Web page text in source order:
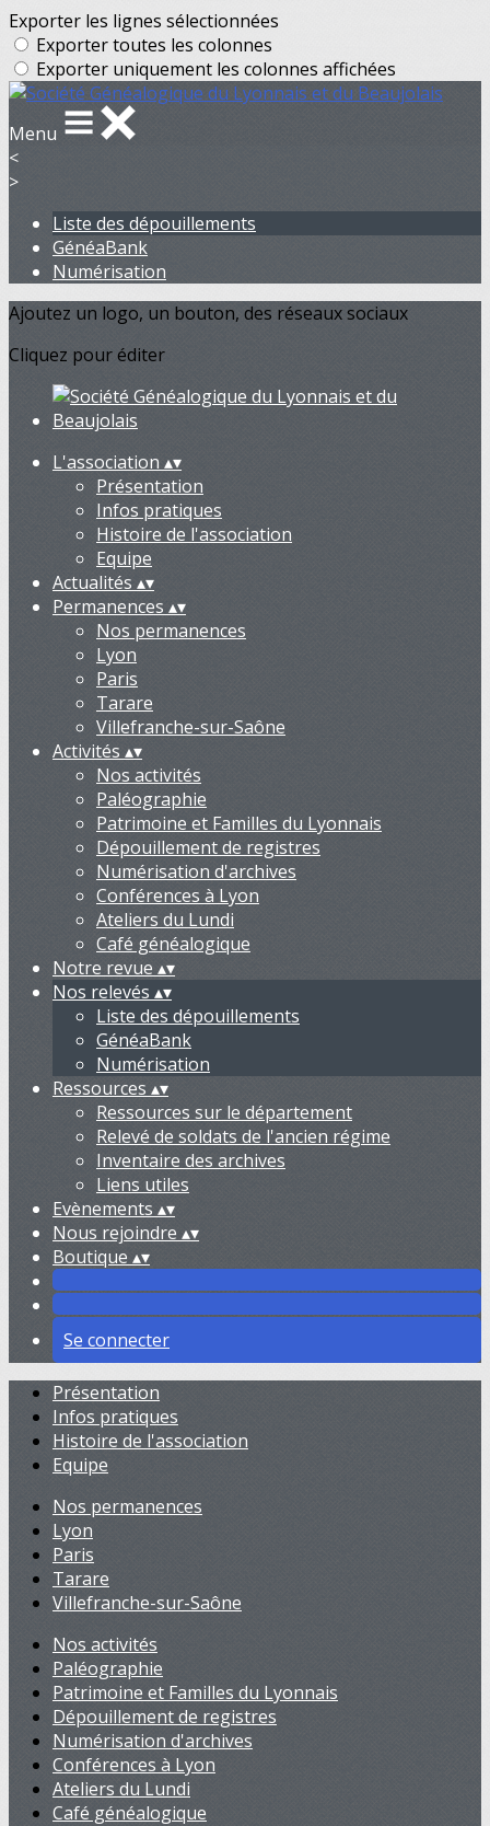
Exporter les lignes sélectionnées
Exporter toutes les colonnes
Exporter uniquement les colonnes affichées
Menu
<
>
Liste des dépouillements
GénéaBank
Numérisation
Ajoutez un logo, un bouton, des réseaux sociaux
Cliquez pour éditer
L'association ▴▾
Présentation
Infos pratiques
Histoire de l'association
Equipe
Actualités ▴▾
Permanences ▴▾
Nos permanences
Lyon
Paris
Tarare
Villefranche-sur-Saône
Activités ▴▾
Nos activités
Paléographie
Patrimoine et Familles du Lyonnais
Dépouillement de registres
Numérisation d'archives
Conférences à Lyon
Ateliers du Lundi
Café généalogique
Notre revue ▴▾
Nos relevés ▴▾
Liste des dépouillements
GénéaBank
Numérisation
Ressources ▴▾
Ressources sur le département
Relevé de soldats de l'ancien régime
Inventaire des archives
Liens utiles
Evènements ▴▾
Nous rejoindre ▴▾
Boutique ▴▾
Se connecter
Présentation
Infos pratiques
Histoire de l'association
Equipe
Nos permanences
Lyon
Paris
Tarare
Villefranche-sur-Saône
Nos activités
Paléographie
Patrimoine et Familles du Lyonnais
Dépouillement de registres
Numérisation d'archives
Conférences à Lyon
Ateliers du Lundi
Café généalogique